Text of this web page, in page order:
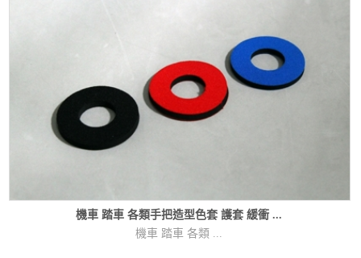
機車 踏車 各類手把造型色套 護套 緩衝 ...
機車 踏車 各類 ...